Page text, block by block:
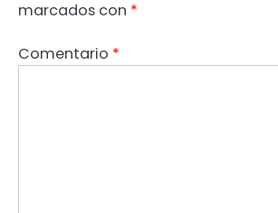
marcados con *
Comentario *